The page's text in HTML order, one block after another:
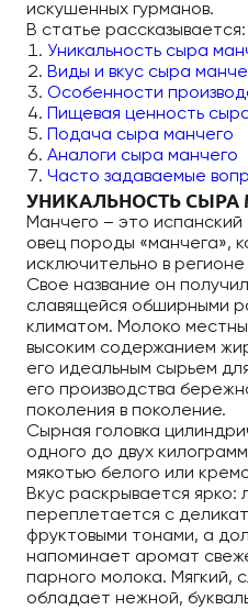
искушенных гурманов.
В статье рассказывается:
Уникальность сыра
Виды и вкус сыра
Особенности
Пищевая ценность
Подача сыра манчего
Аналоги сыра манчего
Часто задаваемые
УНИКАЛЬНОСТЬ СЫРА
Манчего – это
овец породы «манчега»,
исключительно в
Свое название он
славящейся обширными
климатом. Молоко
высоким содержанием
его идеальным сырьем
его производства
поколения в поколение.
Сырная головка
одного до двух
мякотью белого или
Вкус раскрывается ярко:
переплетается с
фруктовыми тонами, а
напоминает аромат
парного молока. Мягкий,
обладает нежной,